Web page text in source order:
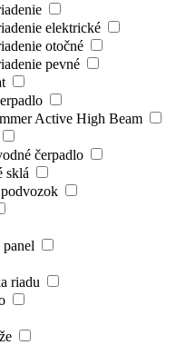
elektrické
otočné
pevné
Active High Beam
čerpadlo
sklá
riadu